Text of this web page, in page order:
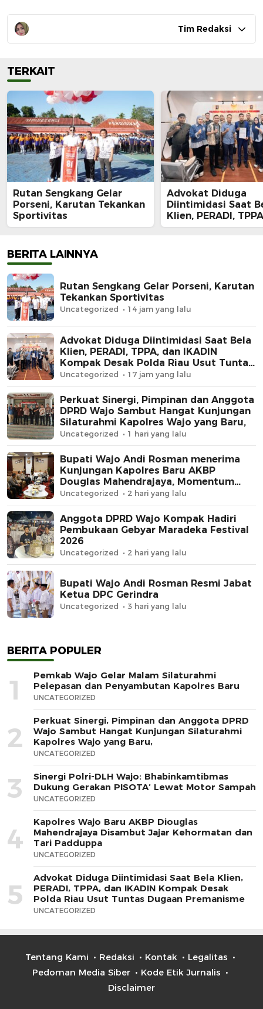
Tim Redaksi
TERKAIT
Rutan Sengkang Gelar
Porseni, Karutan Tekankan
Sportivitas
Advokat Diduga
Diintimidasi Saat
Klien, PERADI,
IKADIN Kompak
BERITA LAINNYA
Rutan Sengkang Gelar Porseni, Karutan
Tekankan Sportivitas
Uncategorized 14 jam yang lalu
Advokat Diduga Diintimidasi Saat Bela
Klien, PERADI, TPPA, dan IKADIN
Kompak Desak Polda Riau Usut Tuntas
Dugaan Premanisme
Uncategorized 17 jam yang lalu
Perkuat Sinergi, Pimpinan dan Anggota
DPRD Wajo Sambut Hangat Kunjungan
Silaturahmi Kapolres Wajo yang Baru,
Uncategorized 1 hari yang lalu
Bupati Wajo Andi Rosman menerima
Kunjungan Kapolres Baru AKBP
Douglas Mahendrajaya, Momentum
Memperkuat Sinergi
Uncategorized 2 hari yang lalu
Anggota DPRD Wajo Kompak Hadiri
Pembukaan Gebyar Maradeka Festival
2026
Uncategorized 2 hari yang lalu
Bupati Wajo Andi Rosman Resmi Jabat
Ketua DPC Gerindra
Uncategorized 3 hari yang lalu
BERITA POPULER
1
Pemkab Wajo Gelar Malam Silaturahmi
Pelepasan dan Penyambutan Kapolres Baru
UNCATEGORIZED
2
Perkuat Sinergi, Pimpinan dan Anggota DPRD
Wajo Sambut Hangat Kunjungan Silaturahmi
Kapolres Wajo yang Baru,
UNCATEGORIZED
3
Sinergi Polri-DLH Wajo: Bhabinkamtibmas
Dukung Gerakan PISOTA’ Lewat Motor Sampah
UNCATEGORIZED
4
Kapolres Wajo Baru AKBP Diouglas
Mahendrajaya Disambut Jajar Kehormatan dan
Tari Padduppa
UNCATEGORIZED
5
Advokat Diduga Diintimidasi Saat Bela Klien,
PERADI, TPPA, dan IKADIN Kompak Desak
Polda Riau Usut Tuntas Dugaan Premanisme
UNCATEGORIZED
Tentang Kami Redaksi Kontak
Legalitas
Pedoman Media Siber
Kode Etik Jurnalis
Disclaimer